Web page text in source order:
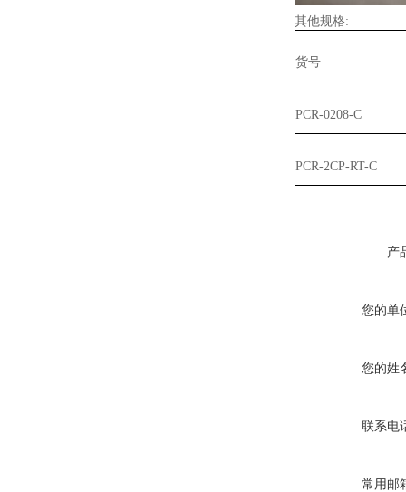
其他规格:
货号
PCR-0208-C
PCR-2CP-RT-C
产
您的单
您的姓
联系电
常用邮